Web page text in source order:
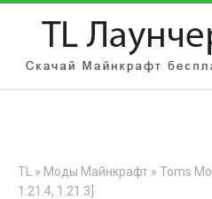
АВТОРИЗАЦИЯ НА САЙТЕ
TL » Моды Майнкрафт » Toms
1.21.4, 1.21.3]